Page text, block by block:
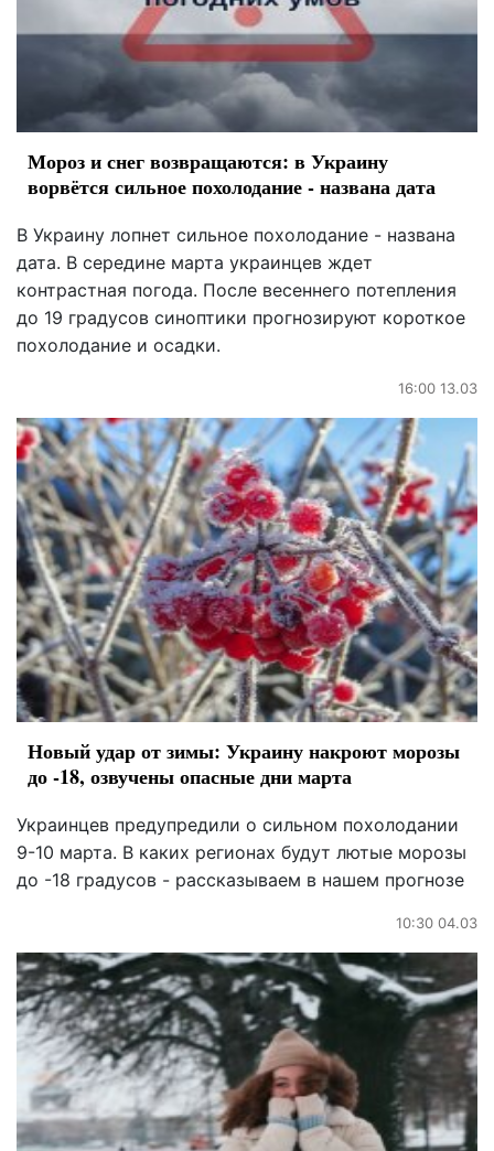
Мороз и снег возвращаются: в Украину
ворвётся сильное похолодание - названа дата
В Украину лопнет сильное похолодание - названа
дата. В середине марта украинцев ждет
контрастная погода. После весеннего потепления
до 19 градусов синоптики прогнозируют короткое
похолодание и осадки.
16:00 13.03
Новый удар от зимы: Украину накроют морозы
до -18, озвучены опасные дни марта
Украинцев предупредили о сильном похолодании
9-10 марта. В каких регионах будут лютые морозы
до -18 градусов - рассказываем в нашем прогнозе
10:30 04.03